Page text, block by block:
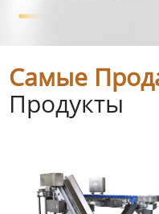
Самые
Продукты